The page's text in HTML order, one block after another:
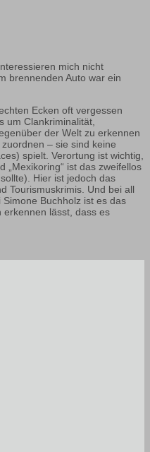
mich nicht
brennenden Auto war ein
Ecken oft vergessen
um Clankriminalität,
der Welt zu erkennen
– sie sind keine
spielt. Verortung ist wichtig,
ist das zweifellos
Hier ist jedoch das
Tourismuskrimis. Und bei all
Buchholz ist es das
erkennen lässt, dass es